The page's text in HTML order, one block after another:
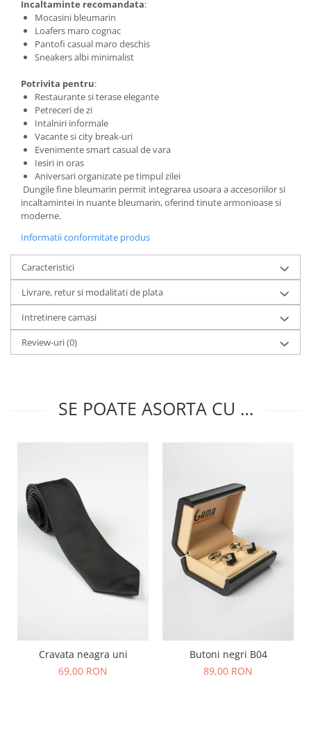
Incaltaminte recomandata:
Mocasini bleumarin
Loafers maro cognac
Pantofi casual maro deschis
Sneakers albi minimalist
Potrivita pentru:
Restaurante si terase elegante
Petreceri de zi
Intalniri informale
Vacante si city break-uri
Evenimente smart casual de vara
Iesiri in oras
Aniversari organizate pe timpul zilei
Dungile fine bleumarin permit integrarea usoara a accesoriilor si
incaltamintei in nuante bleumarin, oferind tinute armonioase si
moderne.
Informatii conformitate produs
Caracteristici
Livrare, retur si modalitati de plata
Intretinere camasi
Review-uri(0)
SE POATE ASORTA CU …
Cravata neagra uni
69,00 RON
Butoni negri B04
89,00 RON